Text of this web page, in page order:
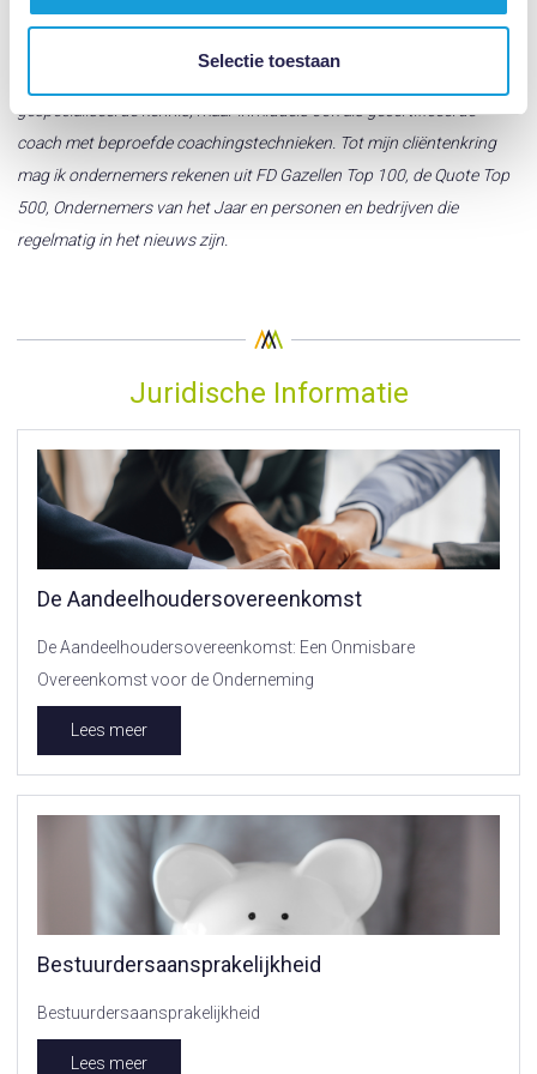
Selectie toestaan
gespecialiseerde kennis, maar inmiddels ook als gecertificeerde
coach met beproefde coachingstechnieken. Tot mijn cliëntenkring
mag ik ondernemers rekenen uit FD Gazellen Top 100, de Quote Top
500, Ondernemers van het Jaar en personen en bedrijven die
regelmatig in het nieuws zijn.
Juridische Informatie
De Aandeelhoudersovereenkomst
De Aandeelhoudersovereenkomst: Een Onmisbare
Overeenkomst voor de Onderneming
Lees meer
Bestuurdersaansprakelijkheid
Bestuurdersaansprakelijkheid
Lees meer